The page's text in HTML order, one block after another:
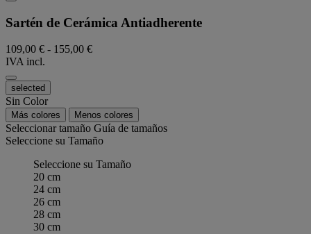
Sartén de Cerámica Antiadherente
109,00 € - 155,00 €
IVA incl.
selected
Sin Color
Más colores Menos colores
Seleccionar tamaño Guía de tamaños
Seleccione su Tamaño
Seleccione su Tamaño
20 cm
24 cm
26 cm
28 cm
30 cm